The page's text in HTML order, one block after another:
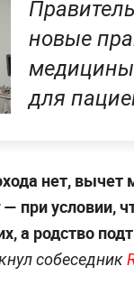
новые
для
нет,
при условии,
а родство
собеседник